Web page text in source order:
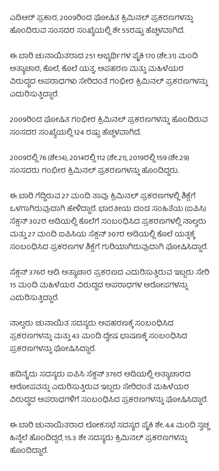
ಎಡಿಆರ್ ಪ್ರಕಾರ, 2009ರಿಂದ ಘೋಷಿತ ಕ್ರಿಮಿನಲ್ ಪ್ರಕರಣಗಳನ್ನು
ಹೊಂದಿರುವ ಸಂಸದರ ಸಂಖ್ಯೆಯಲ್ಲಿ ಶೇ 55ರಷ್ಟು ಹೆಚ್ಚಳವಾಗಿದೆ.
ಈ ಬಾರಿ ಚುನಾಯಿತರಾದ 251 ಅಭ್ಯರ್ಥಿಗಳ ಪೈಕಿ 170 (ಶೇ.31) ಮಂದಿ
ಅತ್ಯಾಚಾರ, ಕೊಲೆ, ಕೊಲೆ ಯತ್ನ, ಅಪಹರಣ ಮತ್ತು ಮಹಿಳೆಯರ
ವಿರುದ್ಧದ ಅಪರಾಧಗಳು ಸೇರಿದಂತೆ ಗಂಭೀರ ಕ್ರಿಮಿನಲ್ ಪ್ರಕರಣಗಳನ್ನು
ಎದುರಿಸುತ್ತಿದ್ದಾರೆ.
2009ರಿಂದ ಘೋಷಿತ ಗಂಭೀರ ಕ್ರಿಮಿನಲ್ ಪ್ರಕರಣಗಳನ್ನು ಹೊಂದಿರುವ
ಸಂಸದರ ಸಂಖ್ಯೆಯಲ್ಲಿ 124 ರಷ್ಟು ಹೆಚ್ಚಳವಾಗಿದೆ.
2009ರಲ್ಲಿ 76 (ಶೇ.14), 2014ರಲ್ಲಿ 112 (ಶೇ.21), 2019ರಲ್ಲಿ 159 (ಶೇ.29)
ಸಂಸದರು ಗಂಭೀರ ಕ್ರಿಮಿನಲ್ ಪ್ರಕರಣಗಳನ್ನು ಹೊಂದಿದ್ದರು.
ಈ ಬಾರಿ ಗೆದ್ದಿರುವ 27 ಮಂದಿ ತಾವು ಕ್ರಿಮಿನಲ್ ಪ್ರಕರಣಗಳಲ್ಲಿ ಶಿಕ್ಷೆಗೆ
ಒಳಗಾಗಿರುವುದಾಗಿ ಹೇಳಿದ್ದಾರೆ. ಭಾರತೀಯ ದಂಡ ಸಂಹಿತೆಯ (ಐಪಿಸಿ)
ಸೆಕ್ಷನ್ 302ರ ಅಡಿಯಲ್ಲಿ ಕೊಲೆಗೆ ಸಂಬಂಧಿಸಿದ ಪ್ರಕರಣಗಳಲ್ಲಿ ನಾಲ್ವರು
ಮತ್ತು 27 ಮಂದಿ ಐಪಿಸಿಯ ಸೆಕ್ಷನ್ 307ರ ಅಡಿಯಲ್ಲಿ ಕೊಲೆ ಯತ್ನಕ್ಕೆ
ಸಂಬಂಧಿಸಿದ ಪ್ರಕರಣಗಳ ಶಿಕ್ಷೆಗೆ ಗುರಿಯಾಗಿರುವುದಾಗಿ ಘೋಷಿಸಿದ್ದಾರೆ.
ಸೆಕ್ಷನ್ 376ರ ಅಡಿ ಅತ್ಯಾಚಾರ ಪ್ರಕರಣದ ಎದುರಿಸುತ್ತಿರುವ ಇಬ್ಬರು ಸೇರಿ
15 ಮಂದಿ ಮಹಿಳೆಯರ ವಿರುದ್ದದ ಅಪರಾಧಗಳ ಆರೋಪಗಳನ್ನು
ಎದುರಿಸುತ್ತಿದ್ದಾರೆ.
ನಾಲ್ವರು ಚುನಾಯಿತ ಸದಸ್ಯರು ಅಪಹರಣಕ್ಕೆ ಸಂಬಂಧಿಸಿದ
ಪ್ರಕರಣಗಳನ್ನು ಮತ್ತು 43 ಮಂದಿ ದ್ವೇಷ ಭಾಷಣಕ್ಕೆ ಸಂಬಂಧಿಸಿದ
ಪ್ರಕರಣಗಳನ್ನು ಘೋಷಿಸಿದ್ದಾರೆ.
ಹದಿನೈದು ಸದಸ್ಯರು ಐಪಿಸಿ ಸೆಕ್ಷನ್ 376ರ ಅಡಿಯಲ್ಲಿ ಅತ್ಯಾಚಾರದ
ಆರೋಪವನ್ನು ಎದುರಿಸುತ್ತಿರುವ ಇಬ್ಬರು ಸೇರಿದಂತೆ ಮಹಿಳೆಯರ
ವಿರುದ್ಧದ ಅಪರಾಧಗಳಿಗೆ ಸಂಬಂಧಿಸಿದ ಪ್ರಕರಣಗಳನ್ನು ಘೋಷಿಸಿದ್ದಾರೆ.
ಈ ಬಾರಿ ಚುನಾಯಿತರಾದ ಲೋಕಸಭೆ ಸದಸ್ಯರ ಪೈಕಿ ಶೇ. 4.4 ಮಂದಿ ಸ್ವಚ್ಚ
ಹಿನ್ನೆಲೆ ಹೊಂದಿದ್ದರೆ, 15.3 ಶೇ ಸದಸ್ಯರು ಕ್ರಿಮಿನಲ್ ಪ್ರಕರಣಗಳನ್ನು
ಹೊಂದಿದ್ದಾರೆ.